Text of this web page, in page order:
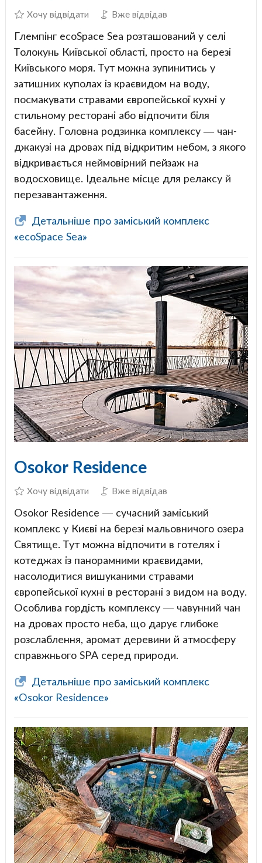
Хочу відвідати Вже відвідав
Глемпінг ecoSpace Sea розташований у селі
Толокунь Київської області, просто на березі
Київського моря. Тут можна зупинитись у
затишних куполах із краєвидом на воду,
посмакувати стравами європейської кухні у
стильному ресторані або відпочити біля
басейну. Головна родзинка комплексу — чан-
джакузі на дровах під відкритим небом, з якого
відкривається неймовірний пейзаж на
водосховище. Ідеальне місце для релаксу й
перезавантаження.
Детальніше про заміський комплекс
«ecoSpace Sea»
Osokor Residence
Хочу відвідати Вже відвідав
Osokor Residence — сучасний заміський
комплекс у Києві на березі мальовничого озера
Святище. Тут можна відпочити в готелях і
котеджах із панорамними краєвидами,
насолодитися вишуканими стравами
європейської кухні в ресторані з видом на воду.
Особлива гордість комплексу — чавунний чан
на дровах просто неба, що дарує глибоке
розслаблення, аромат деревини й атмосферу
справжнього SPA серед природи.
Детальніше про заміський комплекс
«Osokor Residence»